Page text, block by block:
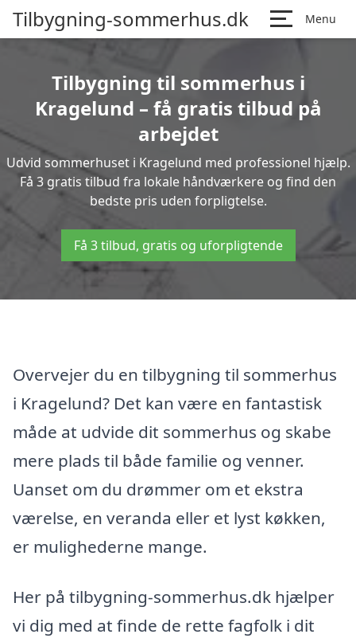
Tilbygning-sommerhus.dk Menu
Tilbygning til sommerhus i
Kragelund – få gratis tilbud på
arbejdet
Udvid sommerhuset i Kragelund med professionel hjælp.
Få 3 gratis tilbud fra lokale håndværkere og find den
bedste pris uden forpligtelse.
Få 3 tilbud, gratis og uforpligtende
Overvejer du en tilbygning til sommerhus
i Kragelund? Det kan være en fantastisk
måde at udvide dit sommerhus og skabe
mere plads til både familie og venner.
Uanset om du drømmer om et ekstra
værelse, en veranda eller et lyst køkken,
er mulighederne mange.
Her på tilbygning-sommerhus.dk hjælper
vi dig med at finde de rette fagfolk i dit